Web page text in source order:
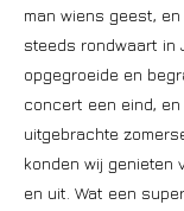
man wiens geest,
steeds rondwaart in
opgegroeide en
concert een eind,
uitgebrachte
konden wij genieten
en uit. Wat een